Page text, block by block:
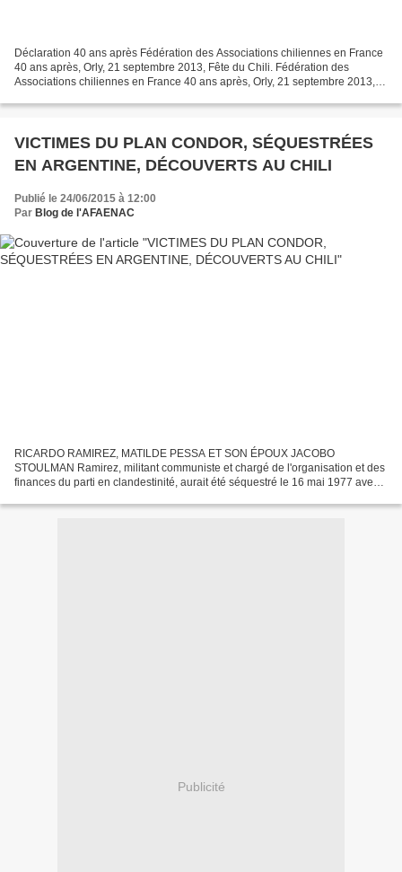
Déclaration 40 ans après Fédération des Associations chiliennes en France
40 ans après, Orly, 21 septembre 2013, Fête du Chili. Fédération des
Associations chiliennes en France 40 ans après, Orly, 21 septembre 2013,
VICTIMES DU PLAN CONDOR, SÉQUESTRÉES
EN ARGENTINE, DÉCOUVERTS AU CHILI
Publié le 24/06/2015 à 12:00
Par Blog de l'AFAENAC
RICARDO RAMIREZ, MATILDE PESSA ET SON ÉPOUX JACOBO
STOULMAN Ramirez, militant communiste et chargé de l'organisation et des
finances du parti en clandestinité, aurait été séquestré le 16 mai 1977 avec
Publicité